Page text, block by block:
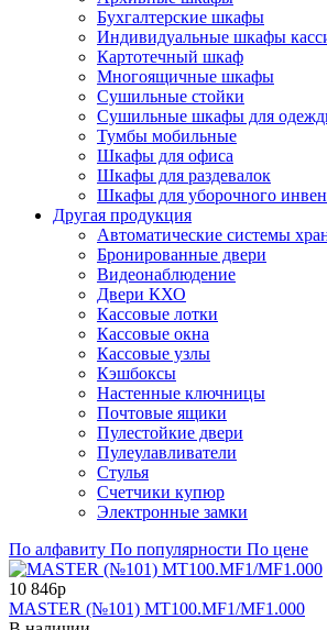
Бухгалтерские шкафы
Индивидуальные шкафы
Картотечный шкаф
Многоящичные шкафы
Сушильные стойки
Сушильные шкафы для
Тумбы мобильные
Шкафы для офиса
Шкафы для раздевалок
Шкафы для уборочного
Другая продукция
Автоматические системы
Бронированные двери
Видеонаблюдение
Двери КХО
Кассовые лотки
Кассовые окна
Кассовые узлы
Кэшбоксы
Настенные ключницы
Почтовые ящики
Пулестойкие двери
Пулеулавливатели
Стулья
Счетчики купюр
Электронные замки
По алфавиту По популярности По цене
10 846р
MASTER (№101) MT100.MF1/MF1.000